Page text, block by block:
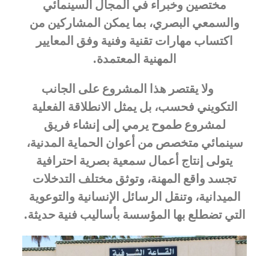
مختصين وخبراء في المجال السينمائي
والسمعي البصري، بما يمكن المشاركين من
اكتساب مهارات تقنية وفنية وفق المعايير
المهنية المعتمدة.
ولا يقتصر هذا المشروع على الجانب
التكويني فحسب، بل يمثل الانطلاقة الفعلية
لمشروع طموح يرمي إلى إنشاء فريق
سينمائي متخصص من أعوان الحماية المدنية،
يتولى إنتاج أعمال سمعية بصرية احترافية
تجسد واقع المهنة، وتوثق مختلف التدخلات
الميدانية، وتنقل الرسائل الإنسانية والتوعوية
التي تضطلع بها المؤسسة بأساليب فنية حديثة.